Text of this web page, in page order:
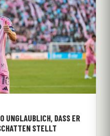
UNGLAUBLICH, DASS ER
STELLT